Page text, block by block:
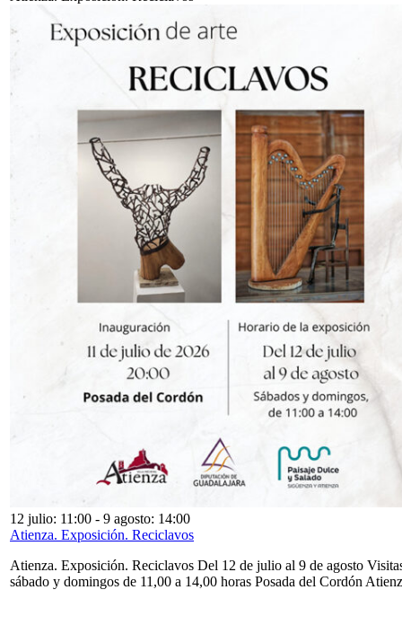
12 julio: 11:00 - 9 agosto: 14:00
Atienza. Exposición. Reciclavos
Atienza. Exposición. Reciclavos Del 12 de julio al 9 de agosto
sábado y domingos de 11,00 a 14,00 horas Posada del Cordón